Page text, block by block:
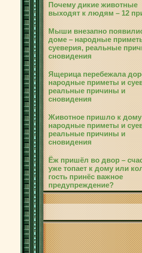
Почему дикие животные
выходят к людям – 12
Мыши внезапно
доме – народные
суеверия, реальные
сновидения
Ящерица перебежала
народные приметы и
реальные причины и
сновидения
Животное пришло к дому
народные приметы и
реальные причины и
сновидения
Ёж пришёл во двор –
уже топает к дому или
гость принёс важное
предупреждение?